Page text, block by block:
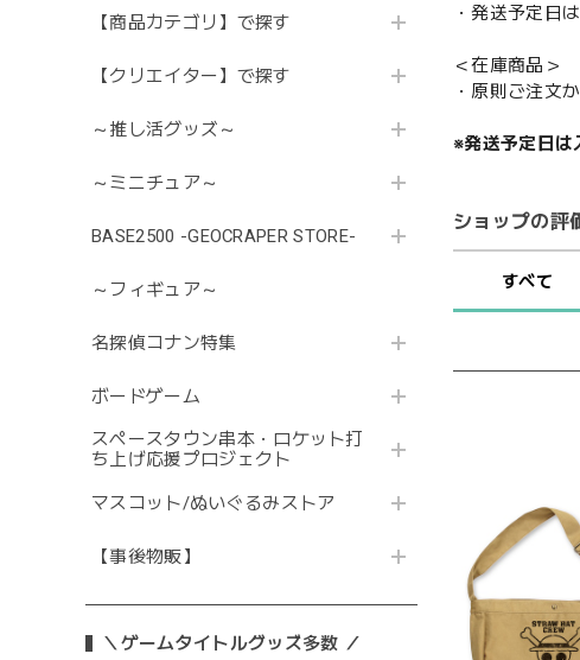
【商品カテゴリ】で探す
【クリエイター】で探す
～推し活グッズ～
～ミニチュア～
BASE2500 -GEOCRAPER STORE-
～フィギュア～
名探偵コナン特集
ボードゲーム
スペースタウン串本・ロケット打
ち上げ応援プロジェクト
マスコット/ぬいぐるみストア
【事後物販】
＼ゲームタイトルグッズ多数 ／
・発送予定日
＜在庫商品＞
・原則ご注文
※発送予定日は
ショップの評
すべて